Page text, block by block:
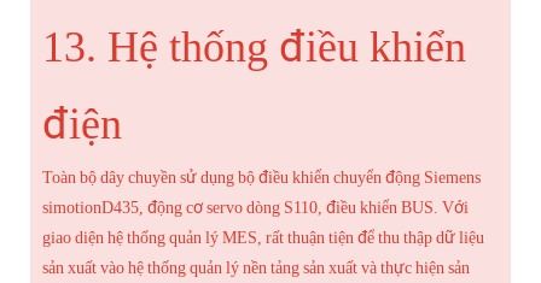
13. Hệ thống điều khiển
điện
Toàn bộ dây chuyền sử dụng bộ điều khiển chuyển động Siemens
simotionD435, động cơ servo dòng S110, điều khiển BUS. Với
giao diện hệ thống quản lý MES, rất thuận tiện để thu thập dữ liệu
sản xuất vào hệ thống quản lý nền tảng sản xuất và thực hiện sản